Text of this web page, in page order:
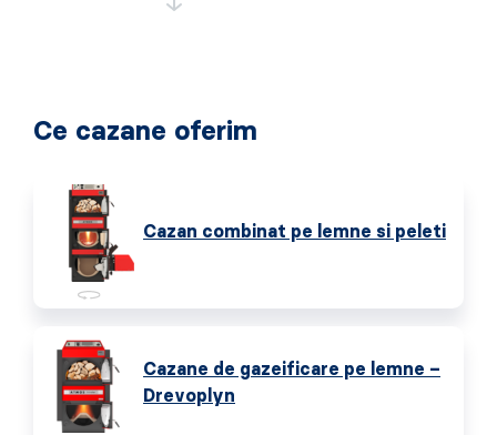
Ce cazane oferim
Cazan combinat pe lemne si peleti
Cazane de gazeificare pe lemne –
Drevoplyn